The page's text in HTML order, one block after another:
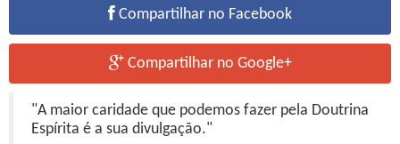
Compartilhar no Facebook
Compartilhar no Google+
"A maior caridade que podemos fazer pela Doutrina
Espírita é a sua divulgação."